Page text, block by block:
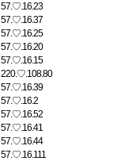
57.♡.16.23
57.♡.16.37
57.♡.16.25
57.♡.16.20
57.♡.16.15
220.♡.108.80
57.♡.16.39
57.♡.16.2
57.♡.16.52
57.♡.16.41
57.♡.16.44
57.♡.16.111